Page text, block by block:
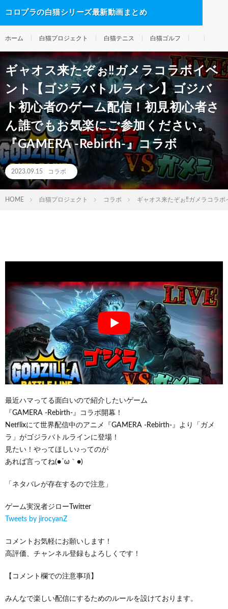
コロプラの白猫シリーズ最新動画まとめ
ホーム 白猫プロジェクト 白猫テニス 白猫ゴルフ
ギャオス来たぞぉ‼ガメラコラボイベ
ント【ゴジラバトルライン】ゴジバ
ト初心者のゲーム配信！初見初心者さ
ん誰でもお気楽にご参加ください。
『GAMERA -Rebirth-』コラボ
2023.09.15 コラボ
HOME 白猫プロジェクト コラボ ギャオス来たぞぉ‼ガメラコラ
最近ハマってる面白いので紹介したいゲーム
『GAMERA -Rebirth-』コラボ開幕！
Netflixにて世界配信中のアニメ『GAMERA -Rebirth-』より「ガメ
ラ」がゴジラバトルラインに登場！
見たい！やってほしい♪ってのが
あれば言ってね(●´ω｀●)
「ネタバレが存在するので注意」
ゲーム実況者ジローTwitter
Tweets by jirocyanZ
コメントお気軽にお願いします！
高評価、チャンネル登録もよろしくです！
【コメント欄での注意事項】
みんなで楽しい配信にするためのルールを設けております。